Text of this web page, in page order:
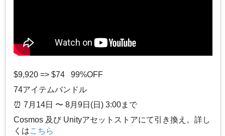
$9,920 => $74 99%OFF
74アイテムバンドル
⏰️ 7月14日 〜 8月9日(日) 3:00まで
Cosmos 及び Unityアセットストアにて引き換え。詳し
くはこちら